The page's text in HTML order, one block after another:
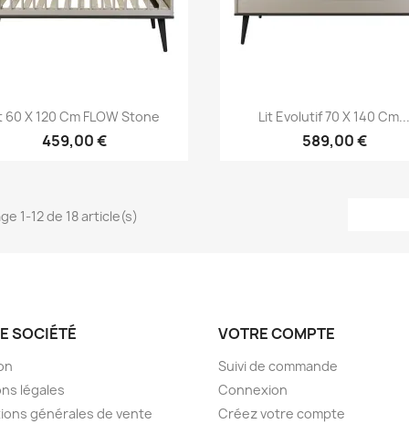
Aperçu rapide
60 X 120 Cm FLOW Stone
459,00 €
Aperçu rapide
Lit Evolutif 70 X 140 Cm...
589,00 €
1-12 de 18 article(s)
SOCIÉTÉ
légales
générales de vente
VOTRE COMPTE
Suivi de commande
Connexion
Créez votre compte